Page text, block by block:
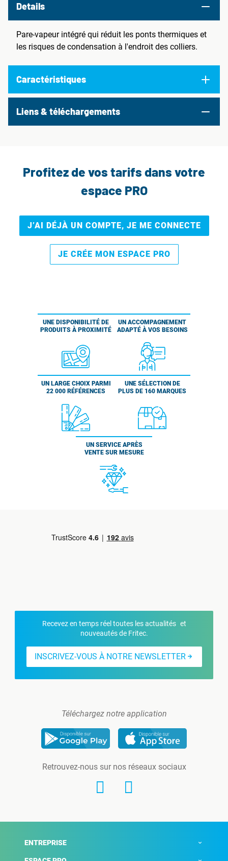
Details
Pare-vapeur intégré qui réduit les ponts thermiques et
les risques de condensation à l'endroit des colliers.
Caractéristiques
Liens & téléchargements
Profitez de vos tarifs dans votre
espace PRO
J’AI DÉJÀ UN COMPTE, JE ME CONNECTE
JE CRÉE MON ESPACE PRO
UNE DISPONIBILITÉ DE
PRODUITS À PROXIMITÉ
UN ACCOMPAGNEMENT
ADAPTÉ À VOS BESOINS
UN LARGE CHOIX PARMI
22 000 RÉFÉRENCES
UNE SÉLECTION DE
PLUS DE 160 MARQUES
UN SERVICE APRÈS
VENTE SUR MESURE
Recevez en temps réel toutes les actualités et
nouveautés de Fritec.
INSCRIVEZ-VOUS À NOTRE NEWSLETTER
Téléchargez notre application
Retrouvez-nous sur nos réseaux sociaux
ENTREPRISE